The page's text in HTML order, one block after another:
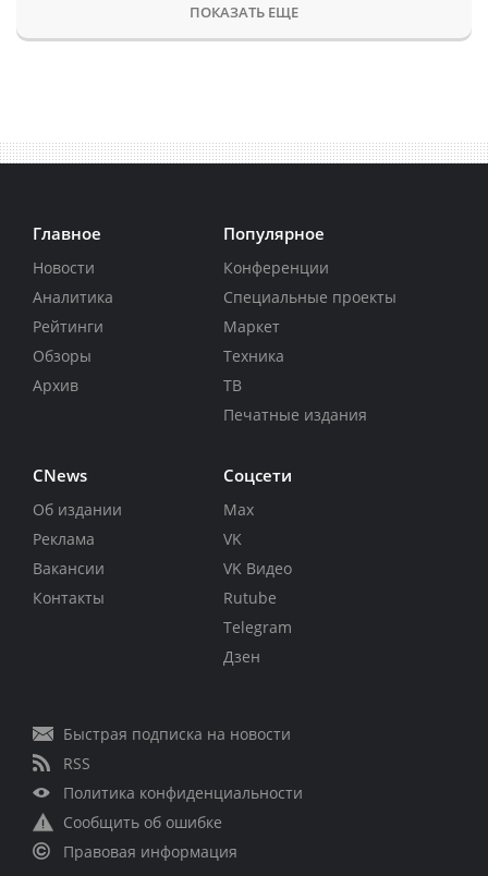
ПОКАЗАТЬ ЕЩЕ
Главное
Новости
Аналитика
Рейтинги
Обзоры
Архив
Популярное
Конференции
Специальные проекты
Маркет
Техника
ТВ
Печатные издания
CNews
Об издании
Реклама
Вакансии
Контакты
Соцсети
Max
VK
VK Видео
Rutube
Telegram
Дзен
Быстрая подписка на новости
RSS
Политика конфиденциальности
Сообщить об ошибке
Правовая информация